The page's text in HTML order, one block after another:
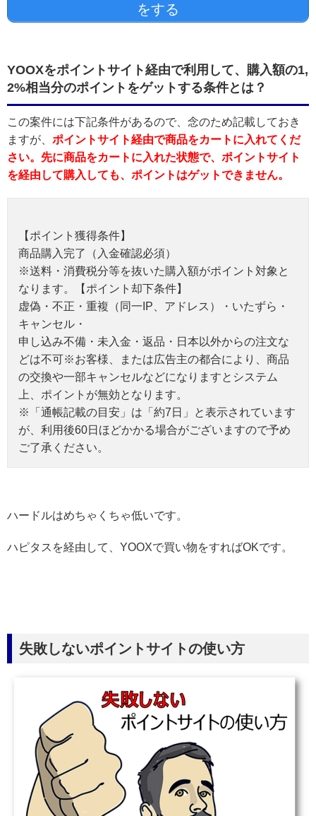
をする
YOOXをポイントサイト経由で利用して、購入額の1,
2%相当分のポイントをゲットする条件とは？
この案件には下記条件があるので、念のため記載しておき
ますが、 ポイントサイト経由で商品をカートに入れてくだ
さい。先に商品をカートに入れた状態で、ポイントサイト
を経由して購入しても、ポイントはゲットできません。
【ポイント獲得条件】
商品購入完了（入金確認必須）
※送料・消費税分等を抜いた購入額がポイント対象と
なります。【ポイント却下条件】
虚偽・不正・重複（同一IP、アドレス）・いたずら・
キャンセル・
申し込み不備・未入金・返品・日本以外からの注文な
どは不可※お客様、または広告主の都合により、商品
の交換や一部キャンセルなどになりますとシステム
上、ポイントが無効となります。
※「通帳記載の目安」は「約7日」と表示されています
が、利用後60日ほどかかる場合がございますので予め
ご了承ください。
ハードルはめちゃくちゃ低いです。
ハピタスを経由して、YOOXで買い物をすればOKです。
失敗しないポイントサイトの使い方